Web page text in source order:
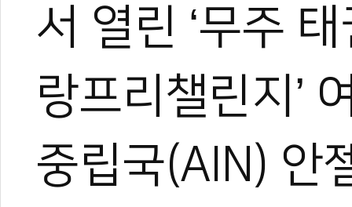
서 열린 ‘무주
랑프리챌린지’
중립국(AIN) 안